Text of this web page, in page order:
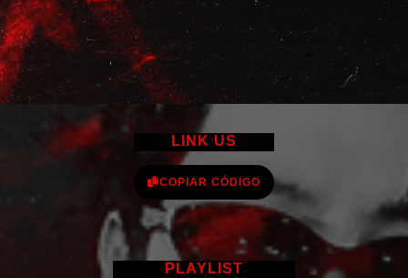
LINK US
COPIAR CÓDIGO
PLAYLIST